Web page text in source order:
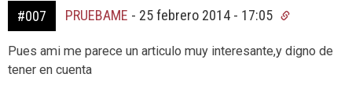
#007 PRUEBAME - 25 febrero 2014 - 17:05
Pues ami me parece un articulo muy interesante,y digno de
tener en cuenta